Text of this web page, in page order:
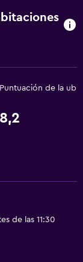
Puntuación de la
8,2
de las 11:30